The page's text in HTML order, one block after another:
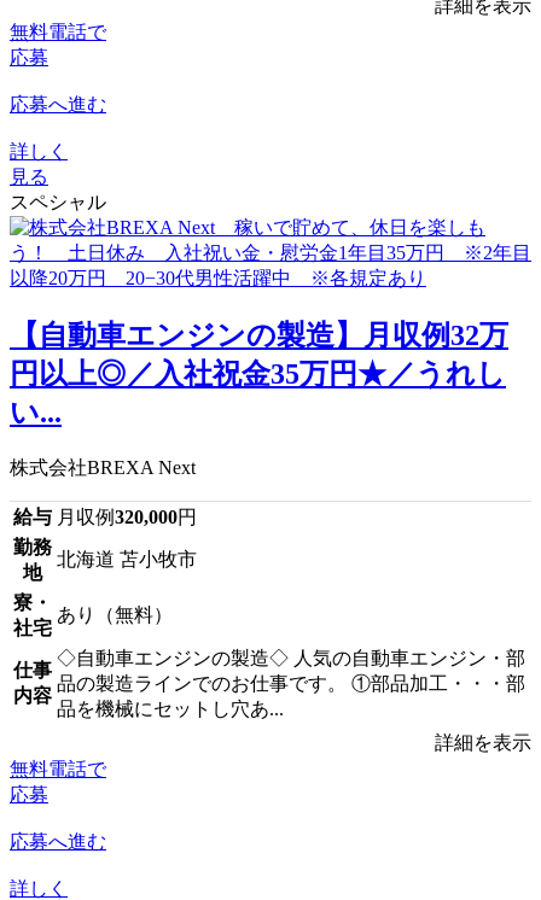
詳細を表示
無料電話で
応募
応募へ進む
詳しく
見る
スペシャル
【自動車エンジンの製造】月収例32万
円以上◎／入社祝金35万円★／うれし
い...
株式会社BREXA Next
給与 月収例320,000円
勤務
地
北海道 苫小牧市
寮・
社宅
あり（無料）
仕事
内容
◇自動車エンジンの製造◇ 人気の自動車エンジン・部
品の製造ラインでのお仕事です。 ①部品加工・・・部
品を機械にセットし穴あ...
詳細を表示
無料電話で
応募
応募へ進む
詳しく